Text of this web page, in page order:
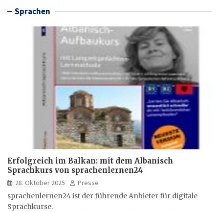
Sprachen
Erfolgreich im Balkan: mit dem Albanisch
Sprachkurs von sprachenlernen24
28. Oktober 2025
Presse
sprachenlernen24 ist der führende Anbieter für digitale
Sprachkurse.